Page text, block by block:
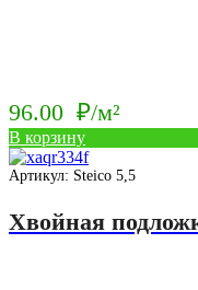
96.00 ₽/м²
В корзину
Артикул: Steico 5,5
Хвойная